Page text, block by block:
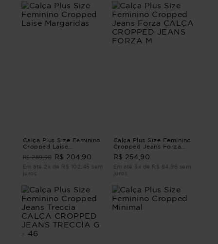
Calça Plus Size Feminino
Cropped Laise
R$ 289,90 R$ 204,90
Em até 2x de R$ 102,45 sem
juros
Calça Plus Size Feminino
Cropped Jeans Forza
CALÇA CROPPED JEANS
FORZA M
R$ 254,90
Em até 3x de R$ 84,96 sem
juros